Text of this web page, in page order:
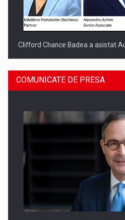
Clifford Chance Badea a asistat
SAPTE PERSONALITATI DIN
COMUNICATE DE PRESA